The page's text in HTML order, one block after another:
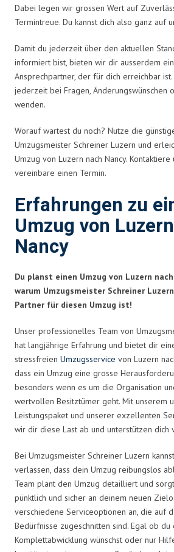
Dabei legen wir grossen Wert auf
Termintreue. Du kannst dich also ganz auf
Damit du jederzeit über den aktuellen
informiert bist, bieten wir dir ausserdem
Ansprechpartner, der für dich erreichbar ist.
jederzeit bei Fragen, Änderungswünschen
wenden.
Worauf wartest du noch? Nutze die
Umzugsmeister Schreiner Luzern und
Umzug von Luzern nach Nancy. Kontaktiere
vereinbare einen Termin.
Erfahrungen zu
Umzug von
Nancy
Du planst einen Umzug von Luzern
warum Umzugsmeister Schreiner
Partner für diesen Umzug ist!
Unser professionelles Team von
hat langjährige Erfahrung und bietet dir
stressfreien Umzugsservice von Luzern
dass ein Umzug eine grosse
besonders wenn es um die Organisation
wertvollen Besitztümer geht. Mit unserem
Leistungspaket und unserer exzellenten
wir dir diese Last ab und unterstützen dich
Bei Umzugsmeister Schreiner Luzern
verlassen, dass dein Umzug reibungslos
Team plant den Umzug detailliert und
pünktlich und sicher an deinem neuen
verschiedene Serviceoptionen an, die auf
Bedürfnisse zugeschnitten sind. Egal ob du
Komplettabwicklung wünschst oder nur